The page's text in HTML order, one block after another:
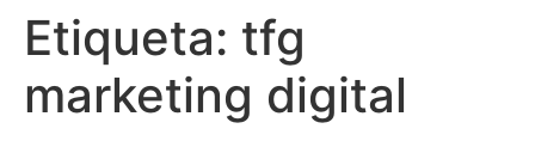
Etiqueta: tfg
marketing digital